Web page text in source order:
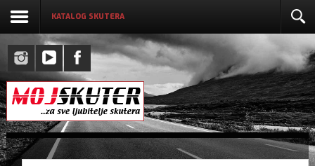
KATALOG SKUTERA